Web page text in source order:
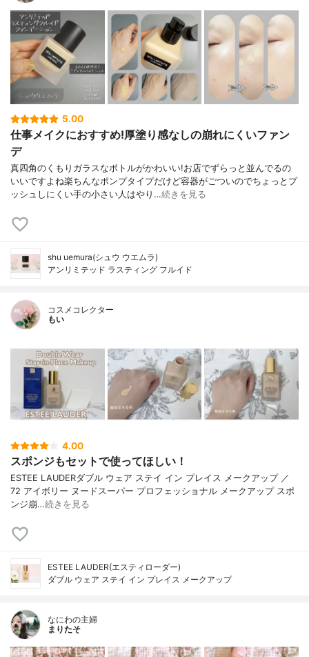
5.00
仕事メイクにおすすめ!厚塗り感なしの崩れにくいファン
デ
真四角のくもりガラスなボトルがかわいい!お店でずらっと並んでるの
いいですよね楽ちんなポンプタイプだけど容器がごついのでちょっとプ
ッシュしにくい手の小さい人はやり…続きを見る
shu uemura(シュウ ウエムラ)
アンリミテッド ラスティング フルイド
コスメコレクター
もい
4.00
スポンジもセットで使ってほしい！
ESTEE LAUDERダブル ウェア ステイ イン プレイス メークアップ ／
72 アイボリー ヌードスーパー プロフェッショナル メークアップ スポ
ンジ崩…続きを見る
ESTEE LAUDER(エスティローダー)
ダブル ウェア ステイ イン プレイス メークアップ
なにわの主婦
まりたそ